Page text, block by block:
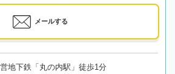
メールする
地下鉄「丸の内駅」徒歩1分